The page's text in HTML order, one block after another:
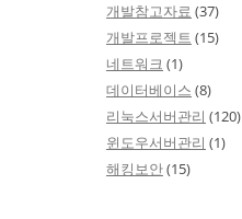
개발참고자료 (37)
개발프로젝트 (15)
네트워크 (1)
데이터베이스 (8)
리눅스서버관리 (120)
윈도우서버관리 (1)
해킹보안(15)